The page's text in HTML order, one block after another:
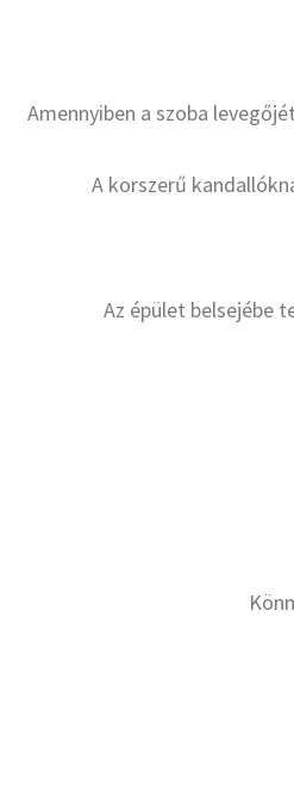
Amennyiben a szoba
A korszerű
Az épület belsejébe